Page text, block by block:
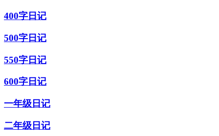
400字日记
500字日记
550字日记
600字日记
一年级日记
二年级日记